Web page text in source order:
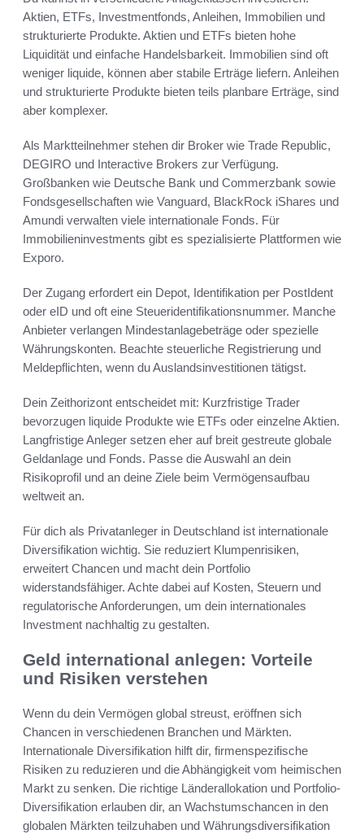
Aktien, ETFs, Investmentfonds, Anleihen, Immobilien und
strukturierte Produkte. Aktien und ETFs bieten hohe
Liquidität und einfache Handelsbarkeit. Immobilien sind oft
weniger liquide, können aber stabile Erträge liefern. Anleihen
und strukturierte Produkte bieten teils planbare Erträge, sind
aber komplexer.
Als Marktteilnehmer stehen dir Broker wie Trade Republic,
DEGIRO und Interactive Brokers zur Verfügung.
Großbanken wie Deutsche Bank und Commerzbank sowie
Fondsgesellschaften wie Vanguard, BlackRock iShares und
Amundi verwalten viele internationale Fonds. Für
Immobilieninvestments gibt es spezialisierte Plattformen wie
Exporo.
Der Zugang erfordert ein Depot, Identifikation per PostIdent
oder eID und oft eine Steueridentifikationsnummer. Manche
Anbieter verlangen Mindestanlagebeträge oder spezielle
Währungskonten. Beachte steuerliche Registrierung und
Meldepflichten, wenn du Auslandsinvestitionen tätigst.
Dein Zeithorizont entscheidet mit: Kurzfristige Trader
bevorzugen liquide Produkte wie ETFs oder einzelne Aktien.
Langfristige Anleger setzen eher auf breit gestreute globale
Geldanlage und Fonds. Passe die Auswahl an dein
Risikoprofil und an deine Ziele beim Vermögensaufbau
weltweit an.
Für dich als Privatanleger in Deutschland ist internationale
Diversifikation wichtig. Sie reduziert Klumpenrisiken,
erweitert Chancen und macht dein Portfolio
widerstandsfähiger. Achte dabei auf Kosten, Steuern und
regulatorische Anforderungen, um dein internationales
Investment nachhaltig zu gestalten.
Geld international anlegen: Vorteile
und Risiken verstehen
Wenn du dein Vermögen global streust, eröffnen sich
Chancen in verschiedenen Branchen und Märkten.
Internationale Diversifikation hilft dir, firmenspezifische
Risiken zu reduzieren und die Abhängigkeit vom heimischen
Markt zu senken. Die richtige Länderallokation und Portfolio-
Diversifikation erlauben dir, an Wachstumschancen in den
globalen Märkten teilzuhaben und Währungsdiversifikation